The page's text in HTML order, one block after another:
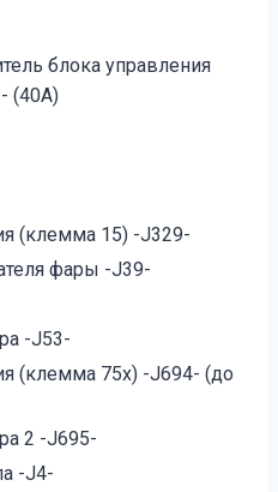
блока управления
(40A)
(клемма 15) -J329-
фары -J39-
-J53-
(клемма 75x) -J694- (до
2 -J695-
-J4-